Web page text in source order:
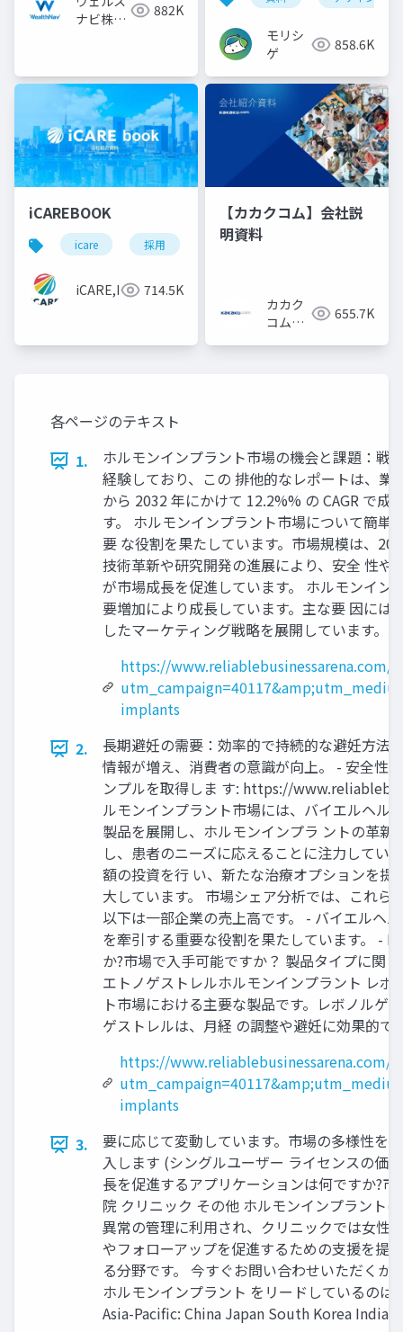
ナビ株式
882K
モリシ
ゲ
858.6K
iCAREBOOK
icare 採用 カルチャーデック
iCARE,Inc 714.5K
【カカクコム】会社説
明資料
カカク
コム採
655.7K
各ページのテキスト
1.
ホルモンインプラント市場の機会と課題：戦
経験しており、この 排他的なレポートは、
から 2032 年にかけて 12.2%% の CAGR で
す。 ホルモンインプラント市場について簡
要 な役割を果たしています。市場規模は、
技術革新や研究開発の進展により、安全 性
が市場成長を促進しています。 ホルモンイ
要増加により成長しています。主な要 因に
したマーケティング戦略を展開しています。
https://www.reliablebusinessarena.com/
implants
2.
長期避妊の需要：効率的で持続的な避妊方法
情報が増え、消費者の意識が向上。 - 安全性
ンプルを取得しま す: https://
ルモンインプラント市場には、バイエルヘル
製品を展開し、ホルモンインプラ ントの革
し、患者のニーズに応えることに注力してい
額の投資を行 い、新たな治療オプションを
大しています。 市場シェア分析では、これ
以下は一部企業の売上高です。 - バイエルヘ
を牽引する重要な役割を果たしています。 -
か?市場で入手可能ですか？ 製品タイプに関
エトノゲストレルホルモンインプラント レ
ト市場における主要な製品です。レボノルゲ
ゲストレルは、月経 の調整や避妊に効果的
https://www.reliablebusinessarena.com/
implants
3.
要に応じて変動しています。市場の多様性を
入します (シングルユーザー ライセンスの
長を促進するアプリケーションは何ですか?
院 クリニック その他 ホルモンインプラント
異常の管理に利用され、クリニックでは女性
やフォローアップを促進するための支援を提
る分野です。 今すぐお問い合わせいただく
ホルモンインプラント をリードしているの
Asia-Pacific: China Japan South Korea India